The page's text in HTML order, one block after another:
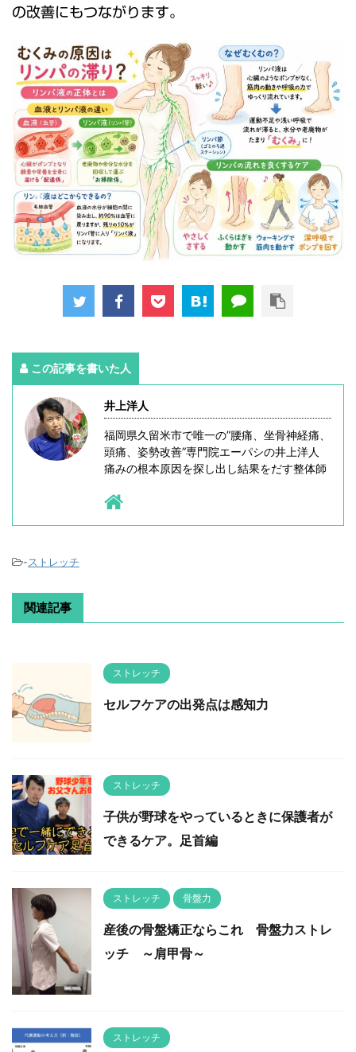
の改善にもつながります。
この記事を書いた人
井上洋人
福岡県久留米市で唯一の”腰痛、坐骨神経痛、
頭痛、姿勢改善”専門院エーパシの井上洋人
痛みの根本原因を探し出し結果をだす整体師
-ストレッチ
関連記事
ストレッチ
セルフケアの出発点は感知力
ストレッチ
子供が野球をやっているときに保護者が
できるケア。足首編
ストレッチ 骨盤力
産後の骨盤矯正ならこれ 骨盤力ストレ
ッチ ～肩甲骨～
ストレッチ